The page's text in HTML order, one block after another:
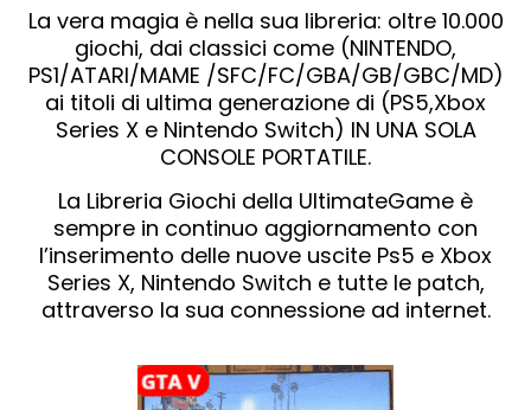
La vera magia è nella sua libreria: oltre 10.000
giochi, dai classici come (NINTENDO,
PS1/ATARI/MAME /SFC/FC/GBA/GB/GBC/MD)
ai titoli di ultima generazione di (PS5,Xbox
Series X e Nintendo Switch) IN UNA SOLA
CONSOLE PORTATILE.
La Libreria Giochi della UltimateGame è
sempre in continuo aggiornamento con
l’inserimento delle nuove uscite Ps5 e Xbox
Series X, Nintendo Switch e tutte le patch,
attraverso la sua connessione ad internet.